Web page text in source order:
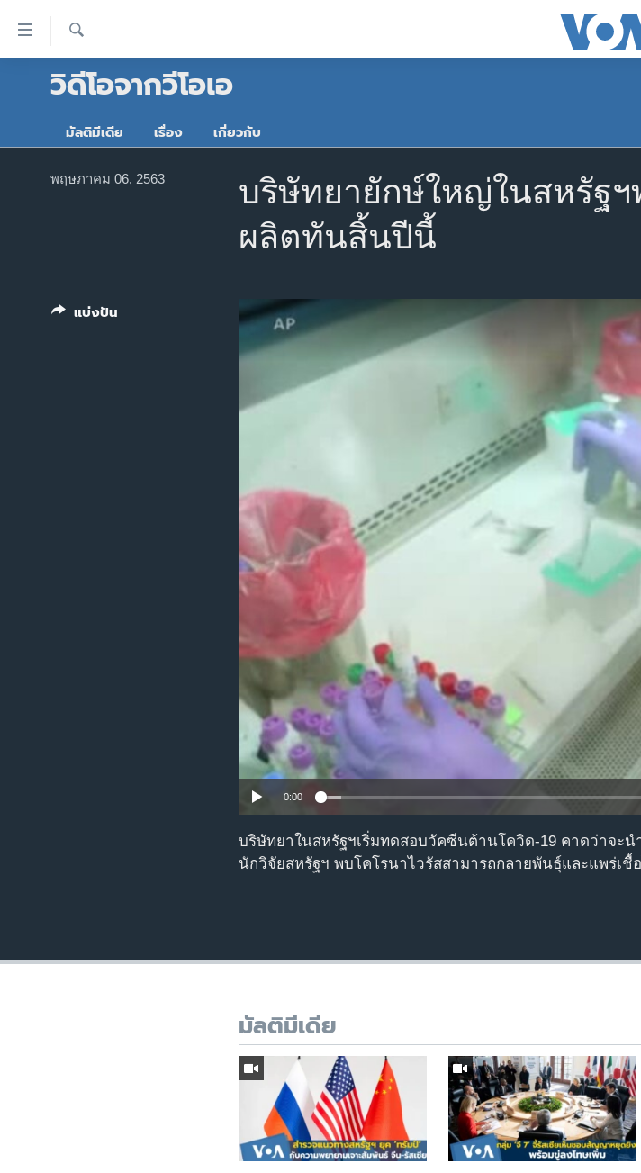
เนื้อหา
หน้าหลัก
เอเชีย
สหรัฐฯ
วิทยาศาสตร์
สังคมและสุขภาพ
ค้นหา
วิดีโอจากวีโอเอ
มัลติมีเดีย เรื่อง เกี่ยวกับ
บริษัทยายักษ์ใหญ่ในสหรัฐ
ผลิตทันสิ้นปีนี้
พฤษภาคม 06, 2563
No
0:00
บริษัทยาในสหรัฐฯเริ่มทดสอบวัคซีนต้านโควิด-19 คาดว่าจะ
นักวิจัยสหรัฐฯ พบโคโรนาไวรัสสามารถกลายพันธุ์และแพร่เชื้
แบ่งปัน
มัลติมีเดีย